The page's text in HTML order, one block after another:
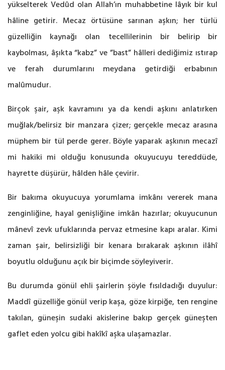
‎yükselterek Vedûd olan Allah’ın muhabbetine lâyık bir kul
hâline getirir. Mecaz örtüsüne sarınan ‎aşkın; her türlü
güzelliğin kaynağı olan tecellilerinin bir belirip bir
kaybolması, âşıkta “kabz” ve ‎”bast” hâlleri dediğimiz ıstırap
ve ferah durumlarını meydana getirdiği erbabının
malûmudur.‎
Birçok şair, aşk kavramını ya da kendi aşkını anlatırken
muğlak/belirsiz bir manzara çizer; ‎gerçekle mecaz arasına
müphem bir tül perde gerer. Böyle yaparak aşkının mecazî
mi hakiki mi ‎olduğu konusunda okuyucuyu tereddüde,
hayrette düşürür, hâlden hâle çevirir.
Bir bakıma okuyucuya ‎yorumlama imkânı vererek mana
zenginliğine, hayal genişliğine imkân hazırlar; okuyucunun
mânevî zevk ufuklarında pervaz etmesine kapı aralar. Kimi
zaman ‎şair, belirsizliği bir kenara bırakarak aşkının ilâhî
boyutlu olduğunu açık bir biçimde ‎söyleyiverir.
Bu durumda gönül ehli şairlerin şöyle fısıldadığı duyulur:
‎Maddî güzelliğe gönül verip kaşa, göze kirpiğe, ten rengine
takılan, güneşin sudaki akislerine bakıp gerçek güneşten
gaflet eden yolcu gibi hakîkî ‎aşka ulaşamazlar.